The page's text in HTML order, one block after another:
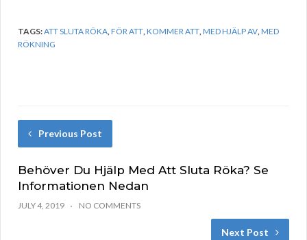
TAGS:ATT SLUTA RÖKA,FÖR ATT,KOMMER ATT,MED HJÄLP AV,MED
RÖKNING
Previous Post
Behöver Du Hjälp Med Att Sluta Röka? Se
Informationen Nedan
JULY 4, 2019 NO COMMENTS
Next Post